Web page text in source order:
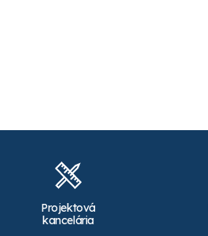
Projektová
kancelária